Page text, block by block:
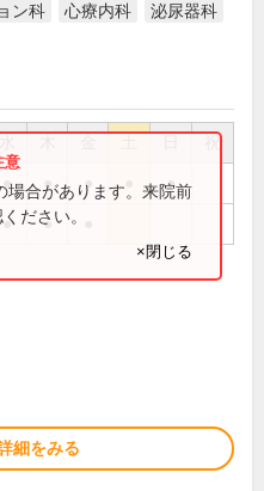
ン科 心療内科
泌尿器科
祝
● ● ● ●
● ●
場合があります。来院前
ださい。
×閉じる
細をみる